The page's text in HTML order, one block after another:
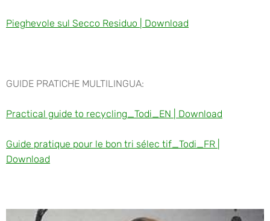
Pieghevole sul Secco Residuo | Download
GUIDE PRATICHE MULTILINGUA:
Practical guide to recycling_Todi_EN | Download
Guide pratique pour le bon tri sélec tif_Todi_FR |
Download